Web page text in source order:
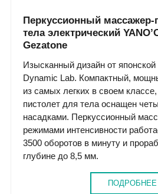
Перкуссионный массажер-
тела электрический
Gezatone
Изысканный дизайн от японской
Dynamic Lab. Компактный,
из самых легких в своем
пистолет для тела оснащен
насадками. Перкуссионный
режимами интенсивности
3500 оборотов в минуту и
глубине до 8,5 мм.
ПОДРОБНЕЕ